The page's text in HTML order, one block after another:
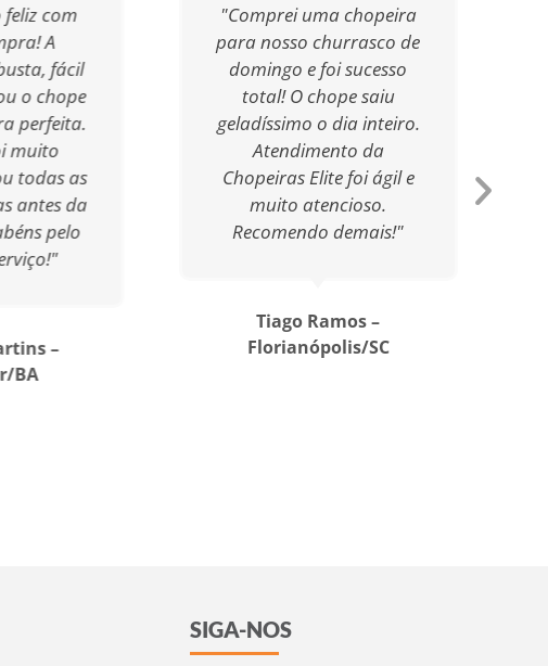
com
A
fácil
o chope
perfeita.
muito
todas as
antes da
pelo
–
BA
"Comprei uma chopeira
para nosso churrasco de
domingo e foi sucesso
total! O chope saiu
geladíssimo o dia inteiro.
Atendimento da
Chopeiras Elite foi ágil e
muito atencioso.
Recomendo demais!"
Tiago Ramos –
Florianópolis/SC
SIGA-NOS